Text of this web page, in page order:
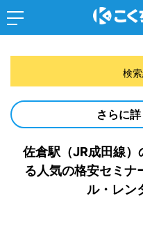
佐倉駅（JR成田線
る人気の格安セミナ
ル・レン
検
さらに